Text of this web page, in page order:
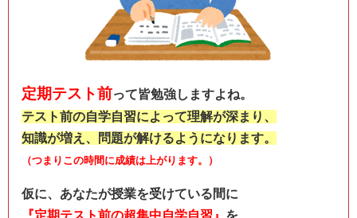
定期テスト前って皆勉強しますよね。
テスト前の自学自習によって理解が深まり、
知識が増え、問題が解けるようになります。
（つまりこの時間に成績は上がります。）
仮に、あなたが授業を受けている間に
『定期テスト前の超集中自学自習』 を